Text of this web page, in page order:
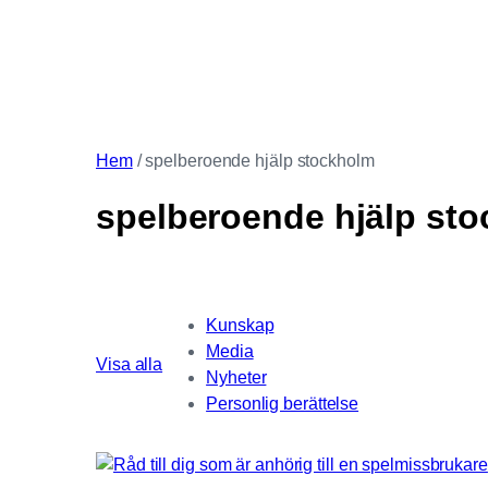
Hem/spelberoende hjälp stockholm
spelberoende hjälp
Visa alla
Kunskap
Media
Nyheter
Personlig berättelse